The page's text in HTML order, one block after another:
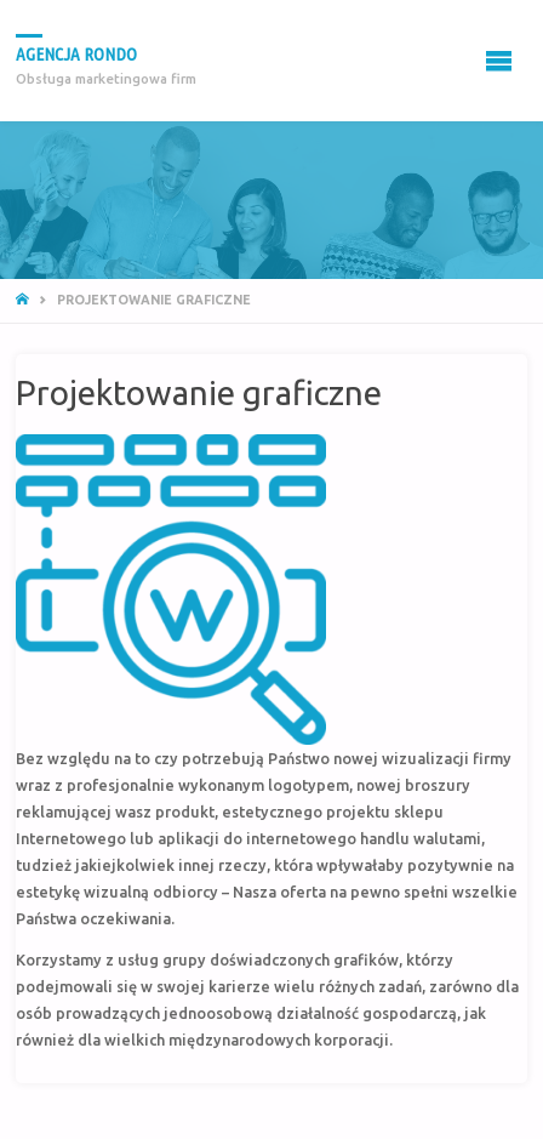
AGENCJA RONDO
Obsługa marketingowa firm
STRONAPROJEKTOWANIE GRAFICZNE
Projektowanie graficzne
Bez względu na to czy potrzebują Państwo nowej wizualizacji firmy
wraz z profesjonalnie wykonanym logotypem, nowej broszury
reklamującej wasz produkt, estetycznego projektu sklepu
Internetowego lub aplikacji do internetowego handlu walutami,
tudzież jakiejkolwiek innej rzeczy, która wpływałaby pozytywnie na
estetykę wizualną odbiorcy – Nasza oferta na pewno spełni wszelkie
Państwa oczekiwania.
Korzystamy z usług grupy doświadczonych grafików, którzy
podejmowali się w swojej karierze wielu różnych zadań, zarówno dla
osób prowadzących jednoosobową działalność gospodarczą, jak
również dla wielkich międzynarodowych korporacji.